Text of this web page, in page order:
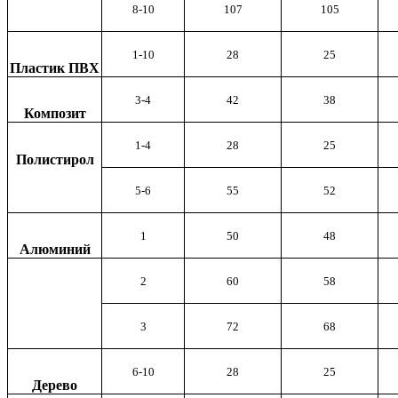
8-10 107 105
Пластик ПВХ
1-10 28 25
Композит
3-4 42 38
Полистирол
1-4 28 25
5-6 55 52
Алюминий
1 50 48
2 60 58
3 72 68
Дерево
6-10 28 25